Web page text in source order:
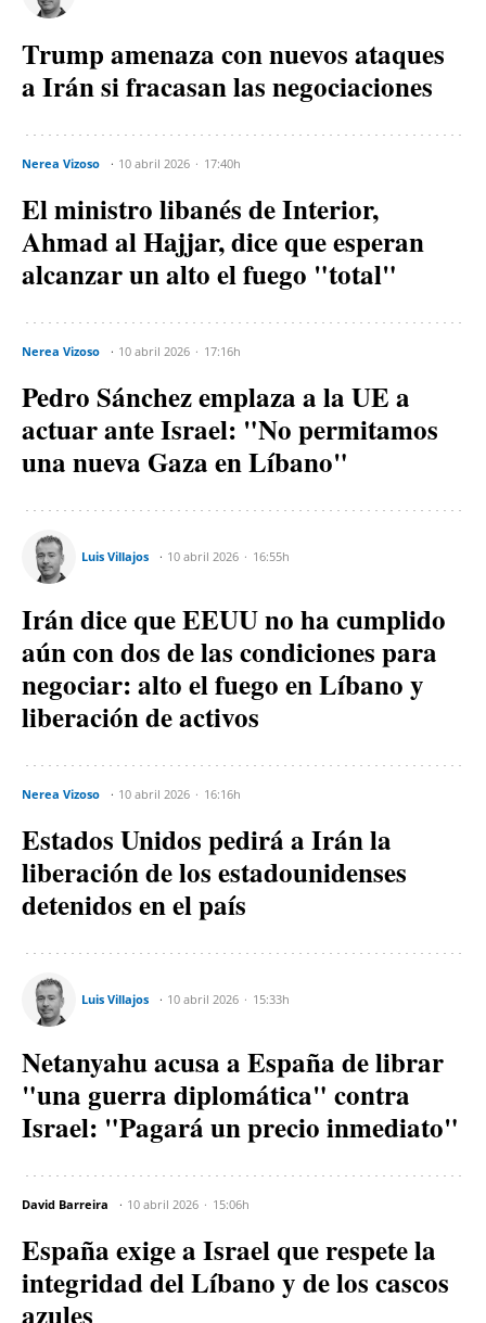
Trump amenaza con nuevos ataques
a Irán si fracasan las negociaciones
Nerea Vizoso 10 abril 2026 17:40h
El ministro libanés de Interior,
Ahmad al Hajjar, dice que esperan
alcanzar un alto el fuego "total"
Nerea Vizoso 10 abril 2026 17:16h
Pedro Sánchez emplaza a la UE a
actuar ante Israel: "No permitamos
una nueva Gaza en Líbano"
Luis Villajos 10 abril 2026 16:55h
Irán dice que EEUU no ha cumplido
aún con dos de las condiciones para
negociar: alto el fuego en Líbano y
liberación de activos
Nerea Vizoso 10 abril 2026 16:16h
Estados Unidos pedirá a Irán la
liberación de los estadounidenses
detenidos en el país
Luis Villajos 10 abril 2026 15:33h
Netanyahu acusa a España de librar
"una guerra diplomática" contra
Israel: "Pagará un precio inmediato"
David Barreira 10 abril 2026 15:06h
España exige a Israel que respete la
integridad del Líbano y de los cascos
azules